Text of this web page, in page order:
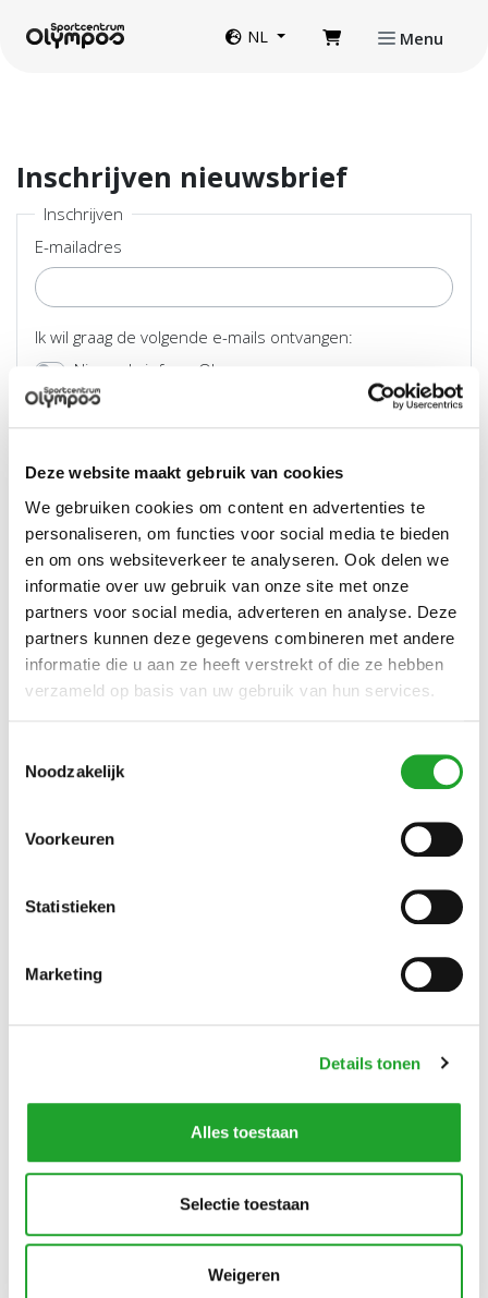
Deze website maakt gebruik van cookies
We gebruiken cookies om content en advertenties te
personaliseren, om functies voor social media te bieden
en om ons websiteverkeer te analyseren. Ook delen we
informatie over uw gebruik van onze site met onze
partners voor social media, adverteren en analyse. Deze
partners kunnen deze gegevens combineren met andere
informatie die u aan ze heeft verstrekt of die ze hebben
verzameld op basis van uw gebruik van hun services.
Noodzakelijk
Voorkeuren
Statistieken
Marketing
Details tonen
Alles toestaan
Selectie toestaan
Weigeren
NL Menu
Inschrijven nieuwsbrief
Inschrijven
E-mailadres
Ik wil graag de volgende e-mails ontvangen:
Nieuwsbrief van Olympos